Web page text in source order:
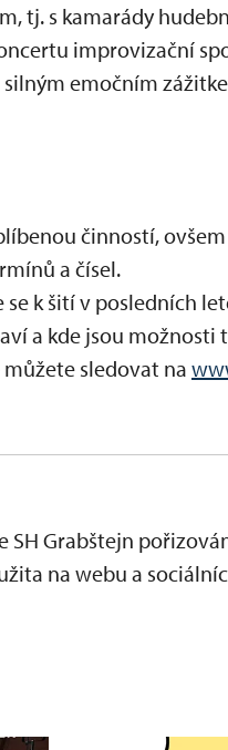
tj. s kamarády
improvizační
emočním
činností,
a čísel.
k šití v posledních
a kde jsou možnosti
sledovat na
SH Grabštejn
na webu a